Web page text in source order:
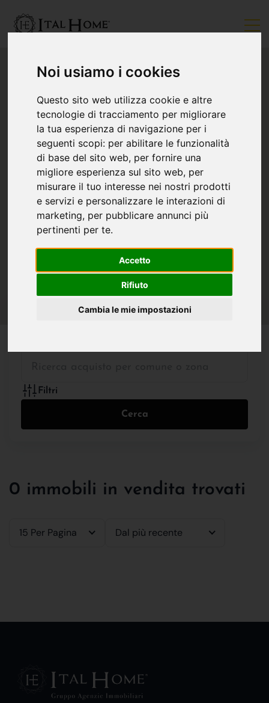
Noi usiamo i cookies
Questo sito web utilizza cookie e altre
tecnologie di tracciamento per migliorare
la tua esperienza di navigazione per i
seguenti scopi: per abilitare le funzionalità
di base del sito web, per fornire una
migliore esperienza sul sito web, per
misurare il tuo interesse nei nostri prodotti
e servizi e personalizzare le interazioni di
marketing, per pubblicare annunci più
pertinenti per te.
Accetto
Rifiuto
Cambia le mie impostazioni
Filtri
Cerca
0 immobili in vendita trovati
15 Per Pagina Dal più recente